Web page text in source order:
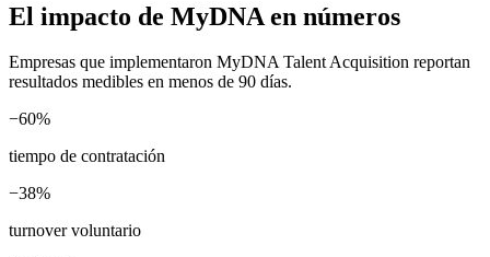
El impacto de MyDNA en números
Empresas que implementaron MyDNA Talent Acquisition reportan
resultados medibles en menos de 90 días.
−60%
tiempo de contratación
−38%
turnover voluntario